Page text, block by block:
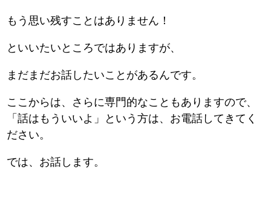
もう思い残すことはありません！
といいたいところではありますが、
まだまだお話したいことがあるんです。
ここからは、さらに専門的なこともありますので、
「話はもういいよ」という方は、お電話してきてく
ださい。
では、お話します。